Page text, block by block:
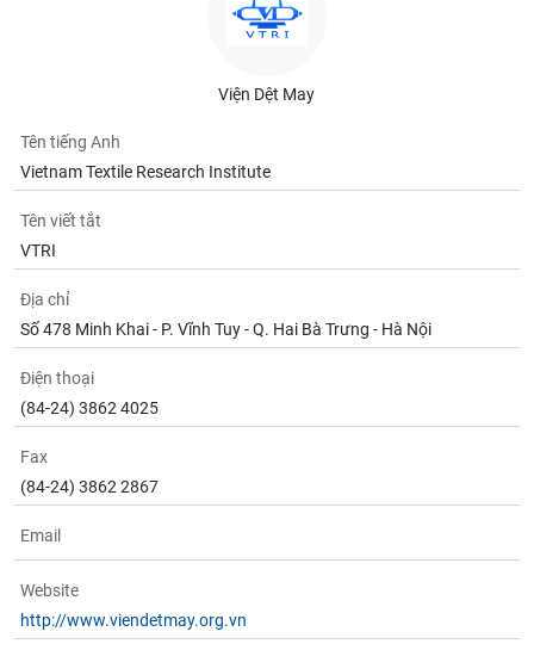
Viện Dệt May
Tên tiếng Anh
Vietnam Textile Research Institute
Tên viết tắt
VTRI
Địa chỉ
Số 478 Minh Khai - P. Vĩnh Tuy - Q. Hai Bà Trưng - Hà Nội
Điện thoại
(84-24) 3862 4025
Fax
(84-24) 3862 2867
Email
Website
http://www.viendetmay.org.vn
cụ
tư
Truyền
tài
chính
liệu